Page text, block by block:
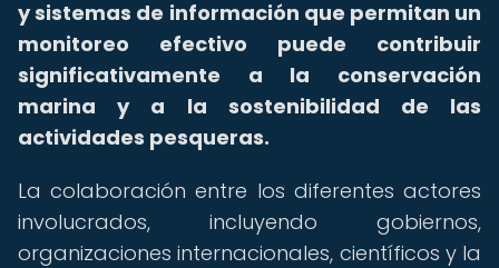
y sistemas de información que permitan un
monitoreo efectivo puede contribuir
significativamente a la conservación
marina y a la sostenibilidad de las
actividades pesqueras.
La colaboración entre los diferentes actores
involucrados, incluyendo gobiernos,
organizaciones internacionales, científicos y la